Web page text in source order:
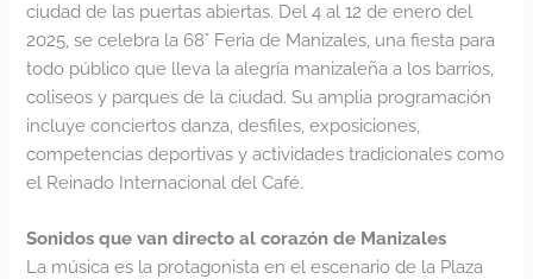
ciudad de las puertas abiertas. Del 4 al 12 de enero del
2025, se celebra la 68° Feria de Manizales, una fiesta para
todo público que lleva la alegría manizaleña a los barrios,
coliseos y parques de la ciudad. Su amplia programación
incluye conciertos danza, desfiles, exposiciones,
competencias deportivas y actividades tradicionales como
el Reinado Internacional del Café.
Sonidos que van directo al corazón de Manizales
La música es la protagonista en el escenario de la Plaza